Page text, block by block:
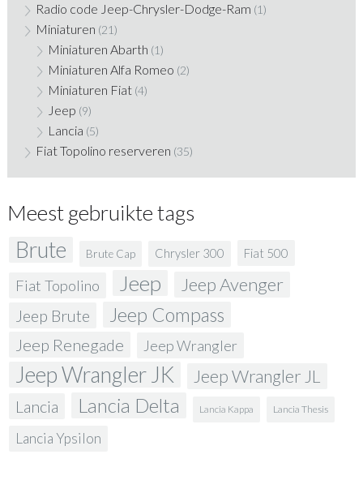
Radio code Jeep-Chrysler-Dodge-Ram (1)
Miniaturen (21)
Miniaturen Abarth (1)
Miniaturen Alfa Romeo (2)
Miniaturen Fiat (4)
Jeep (9)
Lancia (5)
Fiat Topolino reserveren (35)
Meest gebruikte tags
Brute Brute Cap Chrysler 300 Fiat 500
Fiat Topolino Jeep Jeep Avenger
Jeep Brute Jeep Compass
Jeep Renegade Jeep Wrangler
Jeep Wrangler JK Jeep Wrangler JL
Lancia Lancia Delta Lancia Kappa Lancia Thesis
Lancia Ypsilon